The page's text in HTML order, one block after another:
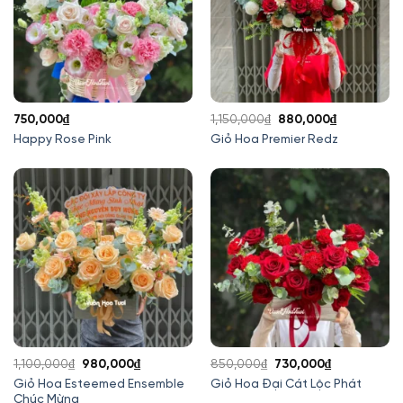
Happy Rose Pink
750,000₫
Giỏ Hoa Premier Redz
1,150,000₫
Giá
gốc
1,150,000₫.
880,000₫Giá
hiện
là:
880,000₫.
Giỏ Hoa Esteemed Ensemble
Chúc Mừng
1,100,000₫
Giá
gốc
980,000₫Giá
hiện
Giỏ Hoa Đại Cát Lộc Phát
850,000₫
Giá
gốc
730,000₫Giá
hiện